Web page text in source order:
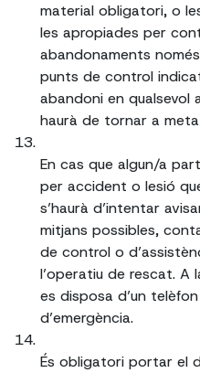
material obligatori, o
les apropiades per
abandonaments
punts de control
abandoni en
haurà de tornar a
En cas que algun/a
per accident o lesió
s’haurà d’intentar
mitjans possibles,
de control o
l’operatiu de rescat. A
es disposa d’un
d’emergència.
És obligatori portar el